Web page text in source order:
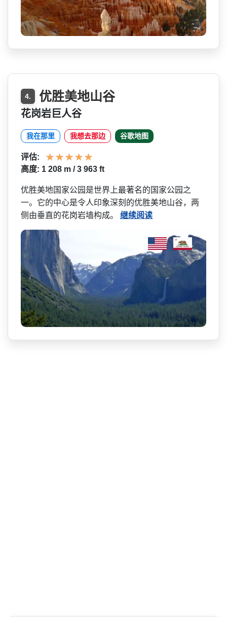
4. 优胜美地山谷
花岗岩巨人谷
我在那里 我想去那边 谷歌地图
评估:
高度: 1 208 m / 3 963 ft
优胜美地国家公园是世界上最­著名的国家公园之
一。它的中心是令人印象深刻的优胜­美地山谷，两
侧由垂直的花岗岩墙构成。 继续阅读